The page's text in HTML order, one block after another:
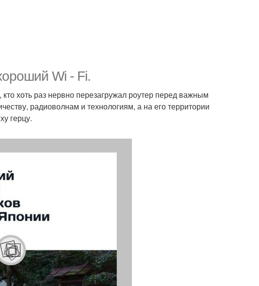
Wi - Fi.
хоть раз нервно перезагружал роутер перед важным
радиоволнам и технологиям, а на его территории
герцу.